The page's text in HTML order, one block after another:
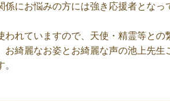
にお悩みの方には強き応援者とな
れていますので、天使・精霊等との
綺麗なお姿とお綺麗な声の池上先
。